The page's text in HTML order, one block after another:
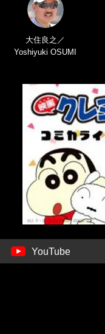
大住良之／
Yoshiyuki OSUMI
YouTube